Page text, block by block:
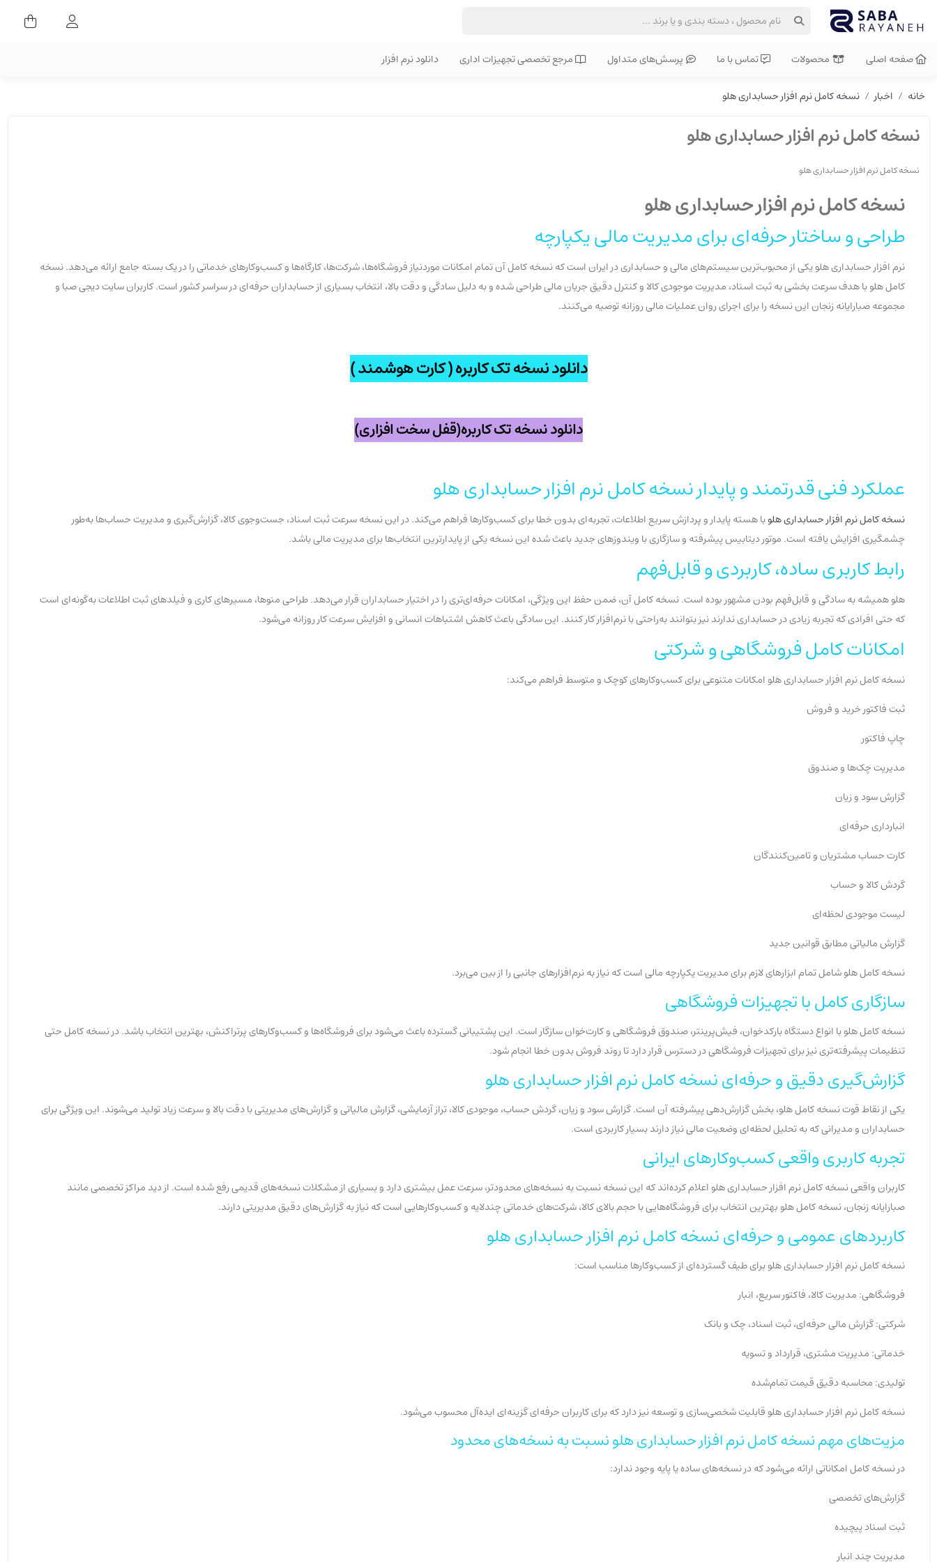
ورود کاربران
صفحه اصلی
محصولات تماس با ما پرسش‌های متداول مرجع تخصصی تجهیزات اداری دانلود نرم افزار
خانه اخبار نسخه کامل نرم افزار حسابداری هلو
نسخه کامل نرم افزار حسابداری هلو
نسخه کامل نرم افزار حسابداری هلو
نسخه کامل نرم افزار حسابداری هلو
طراحی و ساختار حرفه‌ای برای مدیریت مالی یکپارچه
نرم افزار حسابداری هلو یکی از محبوب‌ترین سیستم‌های مالی و حسابداری در ایران است که نسخه کامل آن تمام امکانات موردنیاز فروشگاه‌ها، شرکت‌ها، کارگاه‌ها و کسب‌وکارهای خدماتی را در یک بسته جامع ارائه می‌دهد. نسخه
کامل هلو با هدف سرعت بخشی به ثبت اسناد، مدیریت موجودی کالا و کنترل دقیق جریان مالی طراحی شده و به دلیل سادگی و دقت بالا، انتخاب بسیاری از حسابداران حرفه‌ای در سراسر کشور است. کاربران سایت دیجی صبا و
مجموعه صبارایانه زنجان این نسخه را برای اجرای روان عملیات مالی روزانه توصیه می‌کنند.
دانلود نسخه تک کاربره ( کارت هوشمند )
دانلود نسخه تک کاربره(قفل سخت افزاری)
عملکرد فنی قدرتمند و پایدار نسخه کامل نرم افزار حسابداری هلو
نسخه کامل نرم افزار حسابداری هلوبا هسته پایدار و پردازش سریع اطلاعات، تجربه‌ای بدون خطا برای کسب‌وکارها فراهم می‌کند. در این نسخه سرعت ثبت اسناد، جست‌وجوی کالا، گزارش‌گیری و مدیریت حساب‌ها به‌طور
چشمگیری افزایش یافته است. موتور دیتابیس پیشرفته و سازگاری با ویندوزهای جدید باعث شده این نسخه یکی از پایدارترین انتخاب‌ها برای مدیریت مالی باشد.
رابط کاربری ساده، کاربردی و قابل‌فهم
هلو همیشه به سادگی و قابل‌فهم بودن مشهور بوده است. نسخه کامل آن، ضمن حفظ این ویژگی، امکانات حرفه‌ای‌تری را در اختیار حسابداران قرار می‌دهد. طراحی منوها، مسیرهای کاری و فیلدهای ثبت اطلاعات به‌گونه‌ای است
که حتی افرادی که تجربه زیادی در حسابداری ندارند نیز بتوانند به‌راحتی با نرم‌افزار کار کنند. این سادگی باعث کاهش اشتباهات انسانی و افزایش سرعت کار روزانه می‌شود.
امکانات کامل فروشگاهی و شرکتی
نسخه کامل نرم افزار حسابداری هلو امکانات متنوعی برای کسب‌وکارهای کوچک و متوسط فراهم می‌کند:
ثبت فاکتور خرید و فروش
چاپ فاکتور
مدیریت چک‌ها و صندوق
گزارش سود و زیان
انبارداری حرفه‌ای
کارت حساب مشتریان و تامین‌کنندگان
گردش کالا و حساب
لیست موجودی لحظه‌ای
گزارش مالیاتی مطابق قوانین جدید
نسخه کامل هلو شامل تمام ابزارهای لازم برای مدیریت یکپارچه مالی است که نیاز به نرم‌افزارهای جانبی را از بین می‌برد.
سازگاری کامل با تجهیزات فروشگاهی
نسخه کامل هلو با انواع دستگاه بارکدخوان، فیش‌پرینتر، صندوق فروشگاهی و کارت‌خوان سازگار است. این پشتیبانی گسترده باعث می‌شود برای فروشگاه‌ها و کسب‌وکارهای پرتراکنش، بهترین انتخاب باشد. در نسخه کامل حتی
تنظیمات پیشرفته‌تری نیز برای تجهیزات فروشگاهی در دسترس قرار دارد تا روند فروش بدون خطا انجام شود.
گزارش‌گیری دقیق و حرفه‌ای نسخه کامل نرم افزار حسابداری هلو
یکی از نقاط قوت نسخه کامل هلو، بخش گزارش‌دهی پیشرفته آن است. گزارش سود و زیان، گردش حساب، موجودی کالا، تراز آزمایشی، گزارش مالیاتی و گزارش‌های مدیریتی با دقت بالا و سرعت زیاد تولید می‌شوند. این ویژگی برای
حسابداران و مدیرانی که به تحلیل لحظه‌ای وضعیت مالی نیاز دارند بسیار کاربردی است.
تجربه کاربری واقعی کسب‌وکارهای ایرانی
کاربران واقعی نسخه کامل نرم افزار حسابداری هلو اعلام کرده‌اند که این نسخه نسبت به نسخه‌های محدودتر، سرعت عمل بیشتری دارد و بسیاری از مشکلات نسخه‌های قدیمی رفع شده است. از دید مراکز تخصصی مانند
صبارایانه زنجان، نسخه کامل هلو بهترین انتخاب برای فروشگاه‌هایی با حجم بالای کالا، شرکت‌های خدماتی چندلایه و کسب‌وکارهایی است که نیاز به گزارش‌های دقیق مدیریتی دارند.
کاربردهای عمومی و حرفه‌ای نسخه کامل نرم افزار حسابداری هلو
نسخه کامل نرم افزار حسابداری هلو برای طیف گسترده‌ای از کسب‌وکارها مناسب است:
فروشگاهی: مدیریت کالا، فاکتور سریع، انبار
شرکتی: گزارش مالی حرفه‌ای، ثبت اسناد، چک و بانک
خدماتی: مدیریت مشتری، قرارداد و تسویه
تولیدی: محاسبه دقیق قیمت تمام‌شده
نسخه کامل نرم افزار حسابداری هلو قابلیت شخصی‌سازی و توسعه نیز دارد که برای کاربران حرفه‌ای گزینه‌ای ایده‌آل محسوب می‌شود.
مزیت‌های مهم نسخه کامل نرم افزار حسابداری هلو نسبت به نسخه‌های محدود
در نسخه کامل امکاناتی ارائه می‌شود که در نسخه‌های ساده یا پایه وجود ندارد:
گزارش‌های تخصصی
ثبت اسناد پیچیده
مدیریت چند انبار